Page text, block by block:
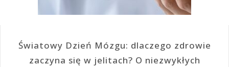
Światowy Dzień Mózgu: dlaczego zdrowie
zaczyna się w jelitach? O niezwykłych